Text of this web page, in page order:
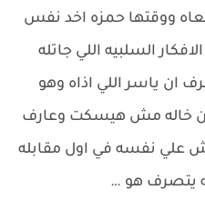
ووقتها حمزه اخد نفس
السلبيه اللي جاتله
ان ياسر اللي اذاه وهو
خاله مش هيسكت وعارف
علي نفسه في اول مقابله
يتصرف هو …